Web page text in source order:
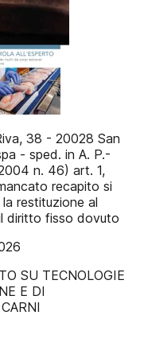
38 - 20028 San
- sped. in A. P.-
n. 46) art. 1,
recapito si
restituzione al
diritto fisso dovuto
SU TECNOLOGIE
E DI